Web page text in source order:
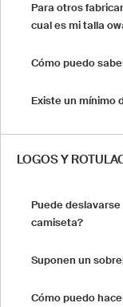
Para otros
cual es mi talla
Cómo puedo
Existe un mínimo
LOGOS Y
Puede
camiseta?
Suponen un
Cómo puedo